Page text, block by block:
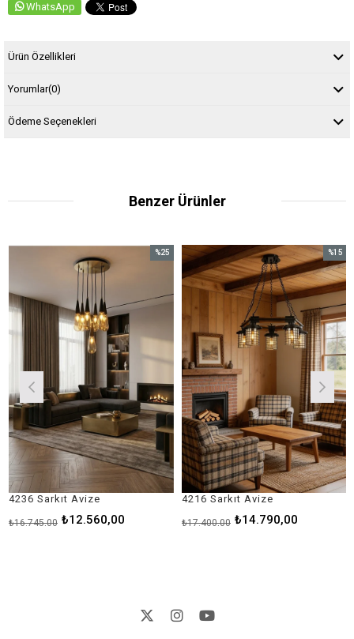
WhatsApp
Ürün Özellikleri
Yorumlar(0)
Ödeme Seçenekleri
Benzer Ürünler
Avize
₺12.560,00
İndirim
4216 Sarkıt Avize
₺14.790,00
₺17.400,00
İndirim
%15İndirim